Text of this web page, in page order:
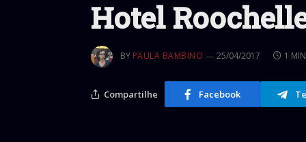
Hotel
BY PAULA BAMBINO 25/04/2017 1
Compartilhe Facebook